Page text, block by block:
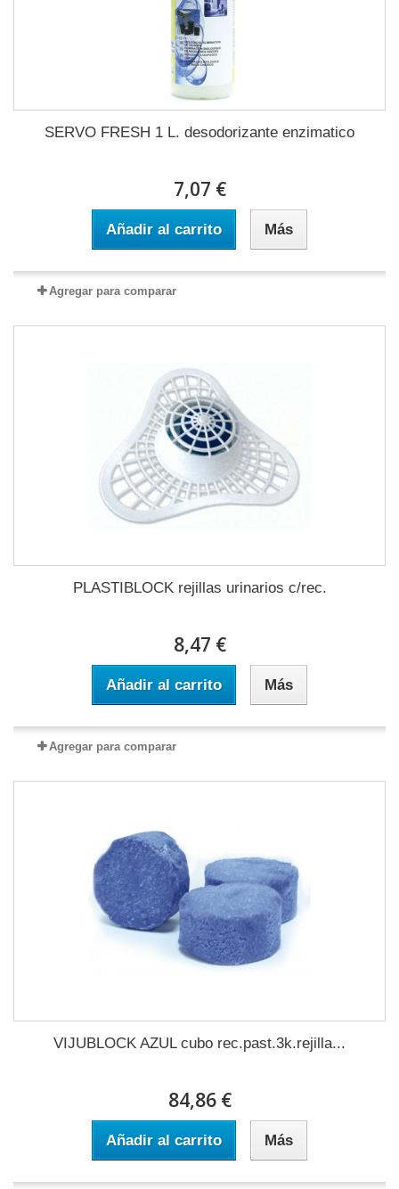
SERVO FRESH 1 L. desodorizante enzimatico
7,07 €
Añadir al carrito Más
Agregar para comparar
PLASTIBLOCK rejillas urinarios c/rec.
8,47 €
Añadir al carrito Más
Agregar para comparar
VIJUBLOCK AZUL cubo rec.past.3k.rejilla...
84,86 €
Añadir al carrito Más